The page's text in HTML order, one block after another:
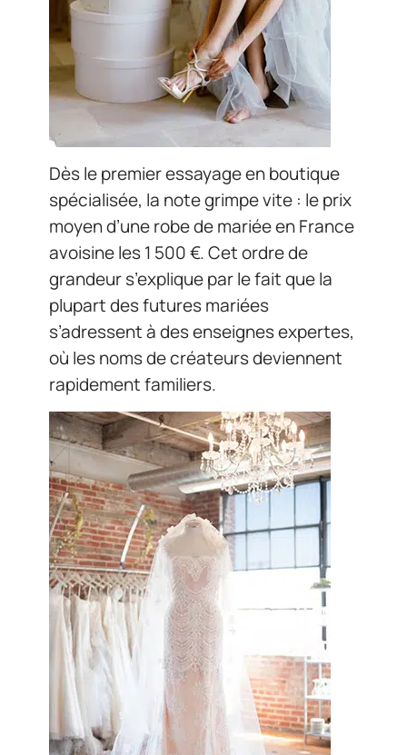
Dès le premier essayage en boutique
spécialisée, la note grimpe vite : le prix
moyen d’une robe de mariée en France
avoisine les 1 500 €. Cet ordre de
grandeur s’explique par le fait que la
plupart des futures mariées
s’adressent à des enseignes expertes,
où les noms de créateurs deviennent
rapidement familiers.